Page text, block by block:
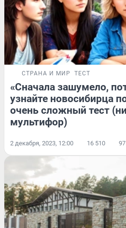
СТРАНА И МИР ТЕСТ
«Сначала зашумело,
узнайте новосибирца
очень сложный тест
мультифор)
2 декабря, 2023, 12:00 16 510 97